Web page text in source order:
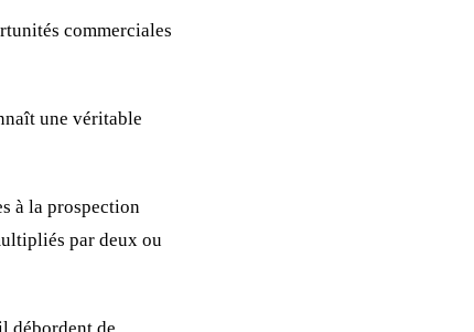
commerciales
une véritable
à la prospection
par deux ou